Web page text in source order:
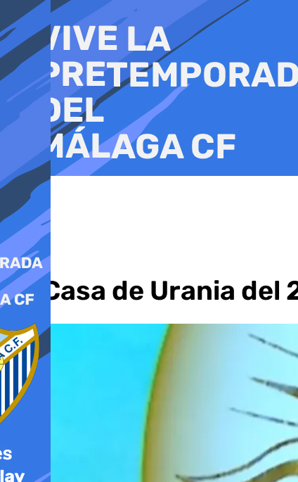
al
contenido
La Casa de Urania del